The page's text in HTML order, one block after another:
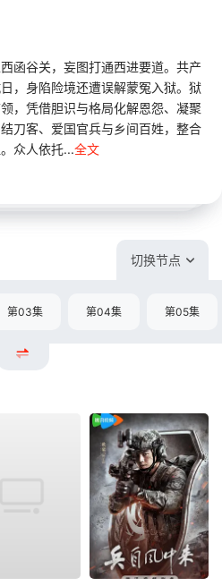
函谷关，妄图打通西进要道。共产
，身陷险境还遭误解蒙冤入狱。狱
，凭借胆识与格局化解恩怨、凝聚
刀客、爱国官兵与乡间百姓，整合
众人依托...全文
切换节点
第03集 第04集 第05集